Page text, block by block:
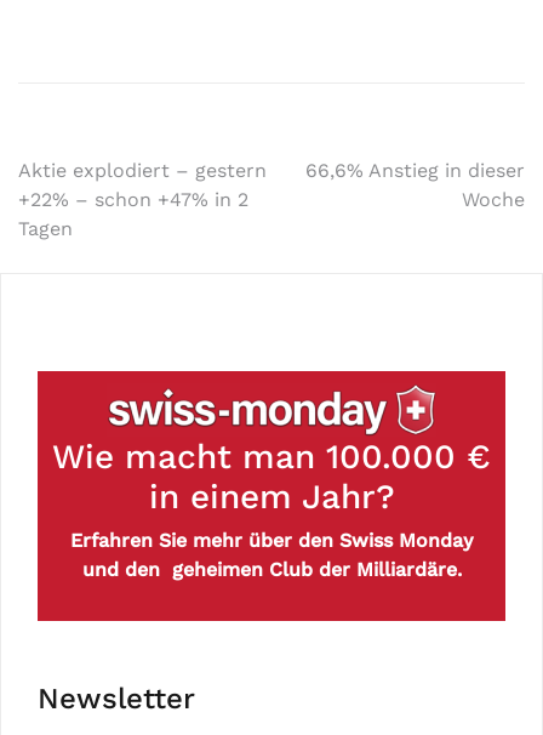
Aktie explodiert – gestern
+22% – schon +47% in 2
Tagen
66,6% Anstieg in dieser
Woche
Wie macht man 100.000 €
in einem Jahr?
Erfahren Sie mehr über den Swiss Monday
und den geheimen Club der Milliardäre.
Newsletter